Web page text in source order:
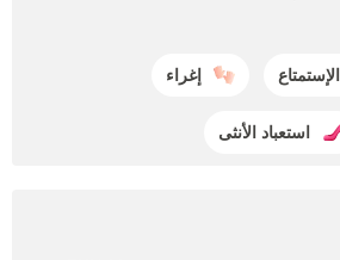
الإستمتاع إغراء
استعباد الأنثى